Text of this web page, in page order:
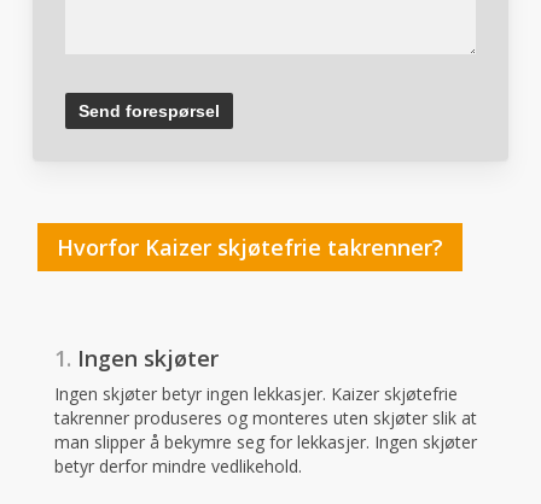
Hvorfor Kaizer skjøtefrie takrenner?
1. Ingen skjøter
Ingen skjøter betyr ingen lekkasjer. Kaizer skjøtefrie
takrenner produseres og monteres uten skjøter slik at
man slipper å bekymre seg for lekkasjer. Ingen skjøter
betyr derfor mindre vedlikehold.